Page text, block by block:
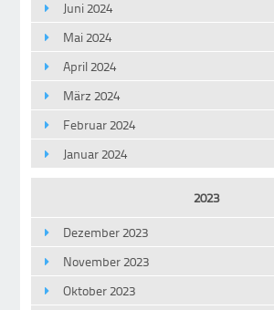
Juni 2024
Mai 2024
April 2024
März 2024
Februar 2024
Januar 2024
2023
Dezember 2023
November 2023
Oktober 2023